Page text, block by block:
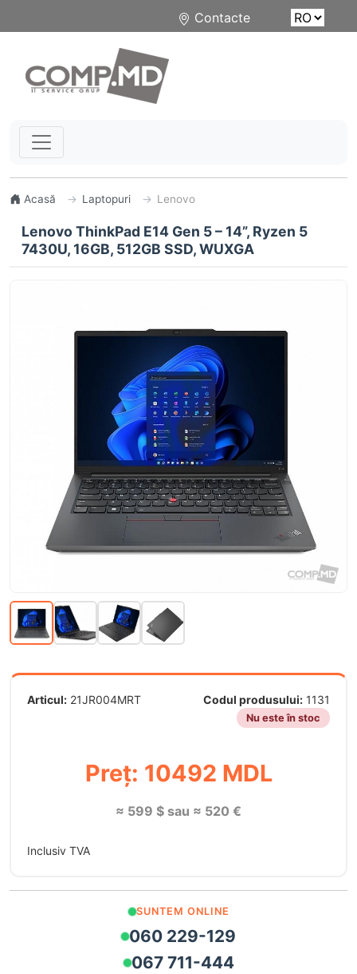
Contacte
Acasă Laptopuri Lenovo
Lenovo ThinkPad E14 Gen 5 – 14”, Ryzen 5
7430U, 16GB, 512GB SSD, WUXGA
Articul: 21JR004MRT Codul produsului: 1131
Nu este în stoc
Preț: 10492 MDL
≈ 599 $ sau ≈ 520 €
Inclusiv TVA
SUNTEM ONLINE
060 229-129
067 711-444